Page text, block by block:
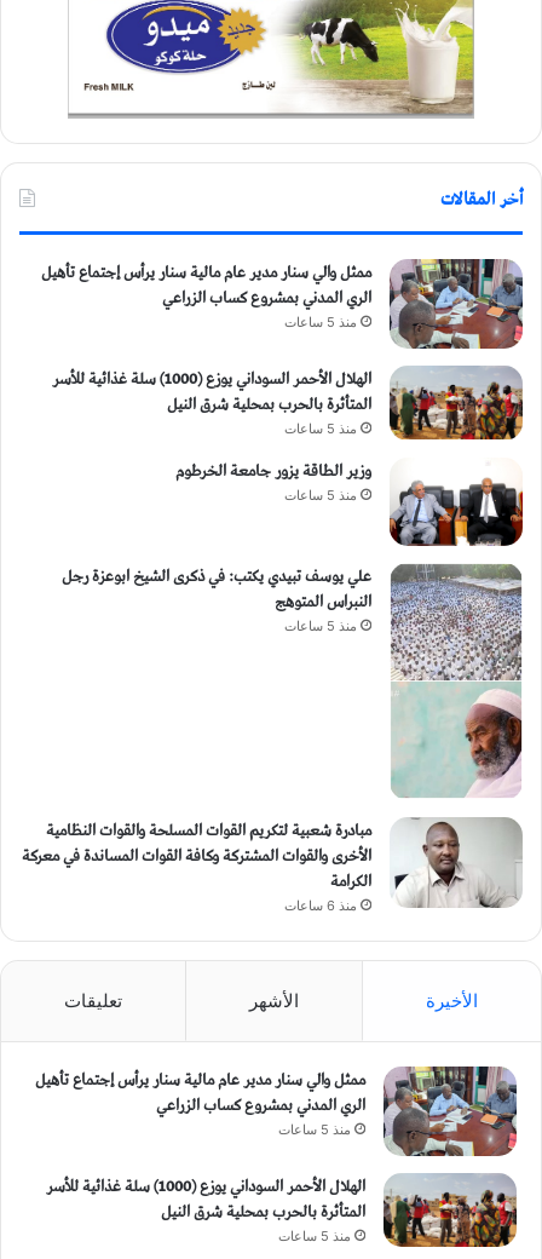
أخر المقالات
ممثل والي سنار مدير عام مالية سنار يرأس إجتماع تأهيل
الري المدني بمشروع كساب الزراعي
منذ 5 ساعات
الهلال الأحمر السوداني يوزع (1000) سلة غذائية للأسر
المتأثرة بالحرب بمحلية شرق النيل
منذ 5 ساعات
وزير الطاقة يزور جامعة الخرطوم
منذ 5 ساعات
علي يوسف تبيدي يكتب: في ذكرى الشيخ ابوعزة رجل
النبراس المتوهج
منذ 5 ساعات
مبادرة شعبية لتكريم القوات المسلحة والقوات النظامية
الأخرى والقوات المشتركة وكافة القوات المساندة في معركة
الكرامة
منذ 6 ساعات
الأخيرة الأشهر تعليقات
ممثل والي سنار مدير عام مالية سنار يرأس إجتماع تأهيل
الري المدني بمشروع كساب الزراعي
منذ 5 ساعات
الهلال الأحمر السوداني يوزع (1000) سلة غذائية للأسر
المتأثرة بالحرب بمحلية شرق النيل
منذ 5 ساعات